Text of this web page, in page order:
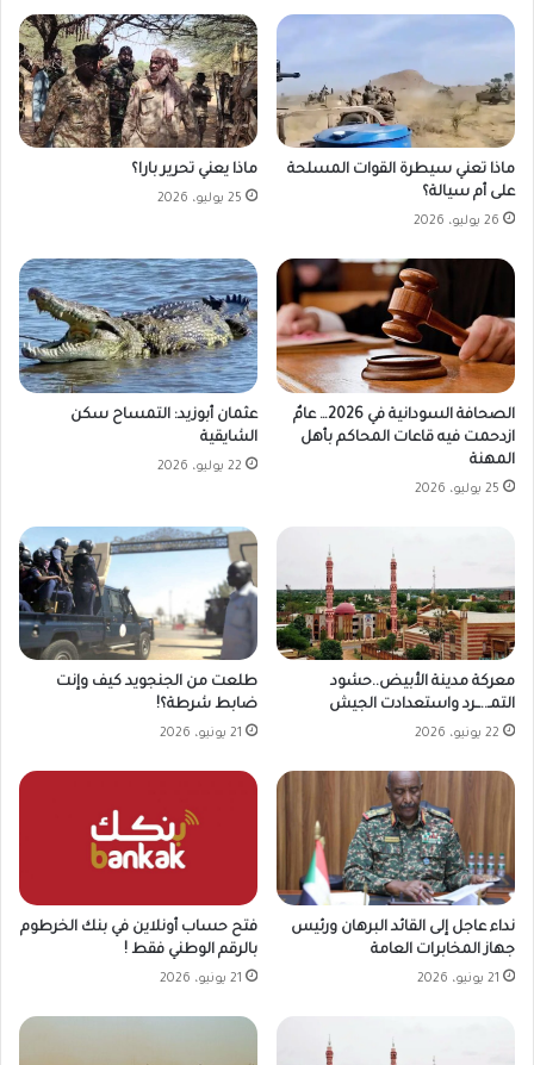
ماذا تعني سيطرة القوات المسلحة
على أم سيالة؟
26 يوليو، 2026
ماذا يعني تحرير بارا؟
25 يوليو، 2026
الصحافة السودانية في 2026… عامٌ
ازدحمت فيه قاعات المحاكم بأهل
المهنة
25 يوليو، 2026
عثمان أبوزيد: التمساح سكن
الشايقية
22 يوليو، 2026
معركة مدينة الأبيض..حشود
التمـ..ــرد واستعدادت الجيش
22 يونيو، 2026
طلعت من الجنجويد كيف وإنت
ضابط شرطة؟!
21 يونيو، 2026
نداء عاجل إلى القائد البرهان ورئيس
جهاز المخابرات العامة
21 يونيو، 2026
فتح حساب أونلاين في بنك الخرطوم
بالرقم الوطني فقط !
21 يونيو، 2026